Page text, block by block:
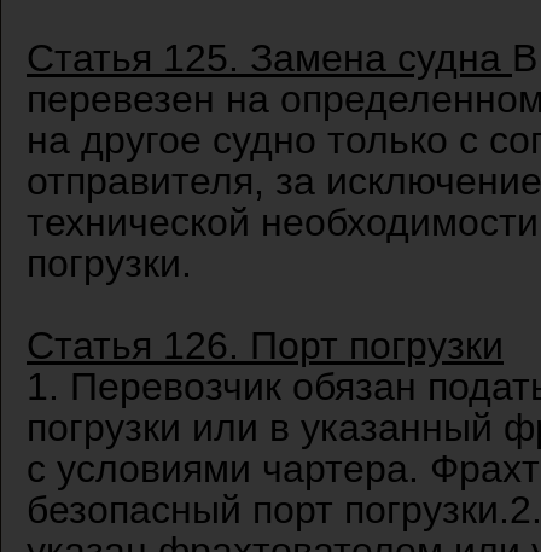
Статья 125. Замена судна
перевезен на
на другое судно только с
отправителя, за
технической
погрузки.
Статья 126. Порт погрузки
1. Перевозчик обязан
погрузки или в указанный
с условиями чартера.
безопасный порт